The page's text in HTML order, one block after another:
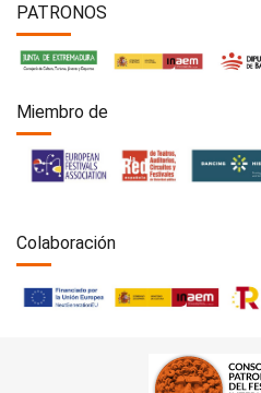
PATRONOS
Miembro de
Colaboración